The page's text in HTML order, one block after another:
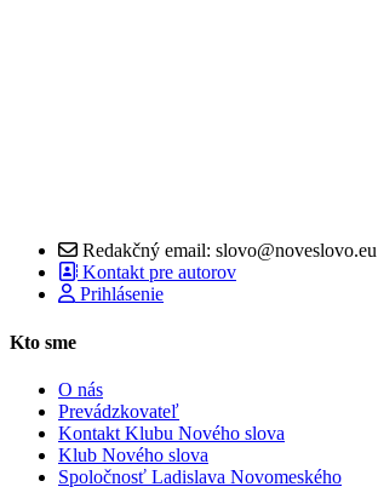
Redakčný email: slovo@noveslovo.eu
Kontakt pre autorov
Prihlásenie
Kto sme
O nás
Prevádzkovateľ
Kontakt Klubu Nového slova
Klub Nového slova
Spoločnosť Ladislava Novomeského